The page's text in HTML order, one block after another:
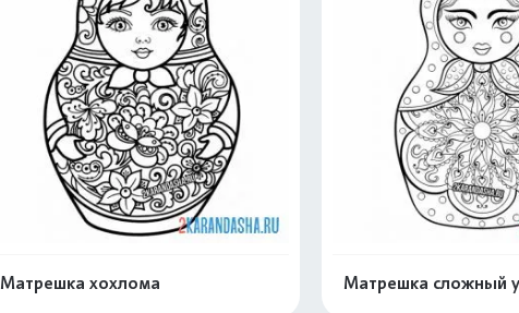
Матрешка хохлома Матрешка сложный